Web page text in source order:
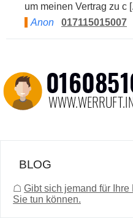
um meinen Vertrag zu c
Anon
017115015007
BLOG
☖ Gibt sich jemand für
Sie tun können.